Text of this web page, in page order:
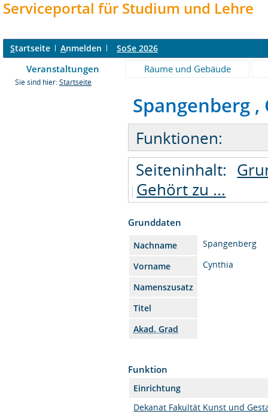
Serviceportal für Studium und Lehre
Startseite Anmelden SoSe 2026
Veranstaltungen Räume und Gebäude
Sie sind hier: Startseite
Spangenberg
Funktionen:
Seiteninhalt:
Gehört zu ...
Grunddaten
Nachname
Spangenberg
Vorname
Cynthia
Namenszusatz
Titel
Akad. Grad
Funktion
Einrichtung
Dekanat Fakultät Kunst und